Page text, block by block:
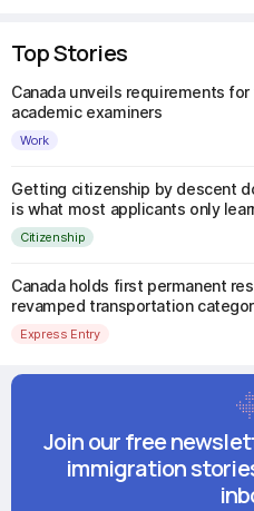
Top Stories
Canada unveils requirements
academic examiners
Work
Getting citizenship by descent
is what most applicants only
Citizenship
Canada holds first permanent
revamped transportation
Express Entry
Join our free
immigration